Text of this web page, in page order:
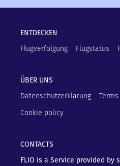
ENTDECKEN
Flugverfolgung
Flugstatus
ÜBER UNS
Datenschutzerklärung
Cookie policy
CONTACTS
FLIO is a Service provided by